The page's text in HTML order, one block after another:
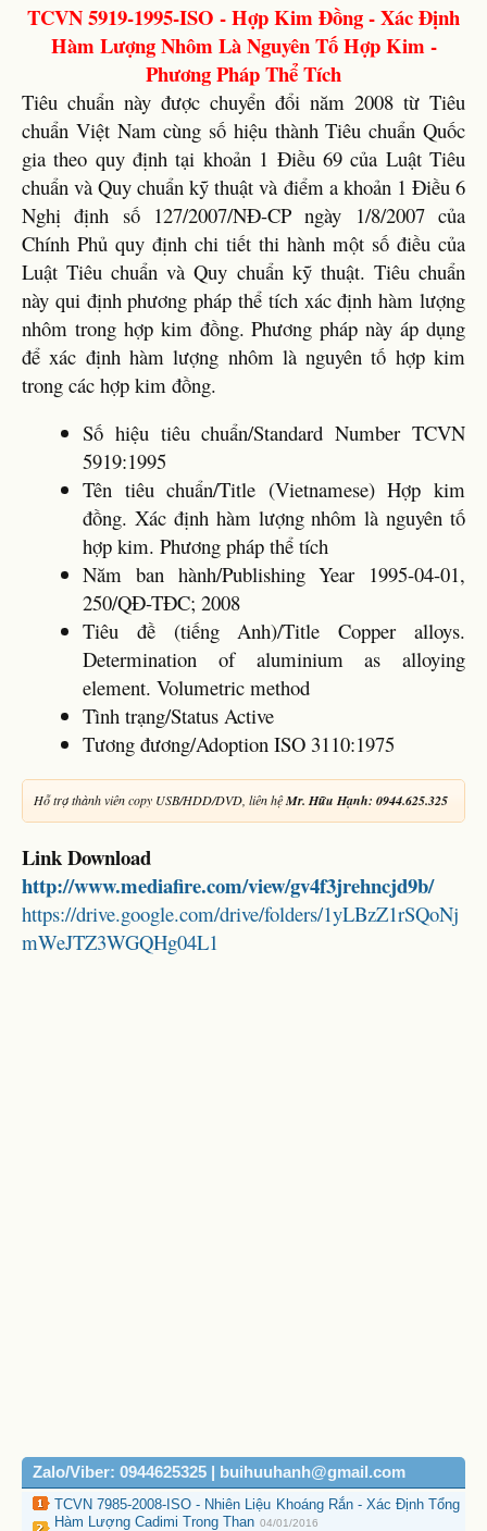
TCVN 5919-1995-ISO - Hợp Kim Đồng - Xác Định
Hàm Lượng Nhôm Là Nguyên Tố Hợp Kim -
Phương Pháp Thể Tích
Tiêu chuẩn này được chuyển đổi năm 2008 từ Tiêu
chuẩn Việt Nam cùng số hiệu thành Tiêu chuẩn Quốc
gia theo quy định tại khoản 1 Điều 69 của Luật Tiêu
chuẩn và Quy chuẩn kỹ thuật và điểm a khoản 1 Điều 6
Nghị định số 127/2007/NĐ-CP ngày 1/8/2007 của
Chính Phủ quy định chi tiết thi hành một số điều của
Luật Tiêu chuẩn và Quy chuẩn kỹ thuật. Tiêu chuẩn
này qui định phương pháp thể tích xác định hàm lượng
nhôm trong hợp kim đồng. Phương pháp này áp dụng
để xác định hàm lượng nhôm là nguyên tố hợp kim
trong các hợp kim đồng.
Số hiệu tiêu chuẩn/Standard Number TCVN
5919:1995
Tên tiêu chuẩn/Title (Vietnamese) Hợp kim
đồng. Xác định hàm lượng nhôm là nguyên tố
hợp kim. Phương pháp thể tích
Năm ban hành/Publishing Year 1995-04-01,
250/QĐ-TĐC; 2008
Tiêu đề (tiếng Anh)/Title Copper alloys.
Determination of aluminium as alloying
element. Volumetric method
Tình trạng/Status Active
Tương đương/Adoption ISO 3110:1975
Hỗ trợ thành viên copy USB/HDD/DVD, liên hệMr. Hữu Hạnh: 0944.625.325
Link Download
http://www.mediafire.com/view/gv4f3jrehncjd9b/
https://drive.google.com/drive/folders/1yLBzZ1rSQoNj
mWeJTZ3WGQHg04L1
Zalo/Viber: 0944625325 | buihuuhanh@gmail.com
TCVN 7985-2008-ISO - Nhiên Liệu Khoáng Rắn - Xác Định Tổng
Hàm Lượng Cadimi Trong Than 04/01/2016